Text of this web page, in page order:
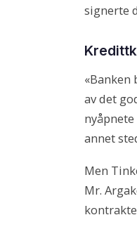
signerte
av det
annet
Men
Mr.